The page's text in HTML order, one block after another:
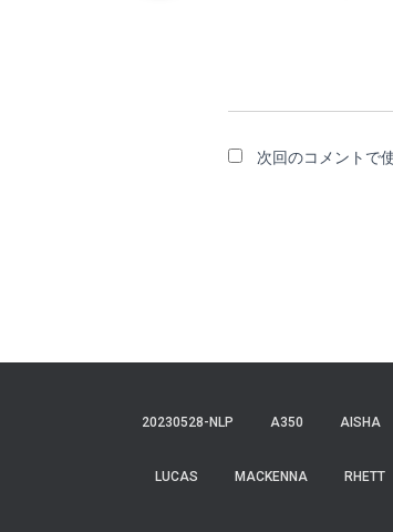
次回のコメントで
20230528-NLP A350 AISHA
LUCAS MACKENNA RHETT